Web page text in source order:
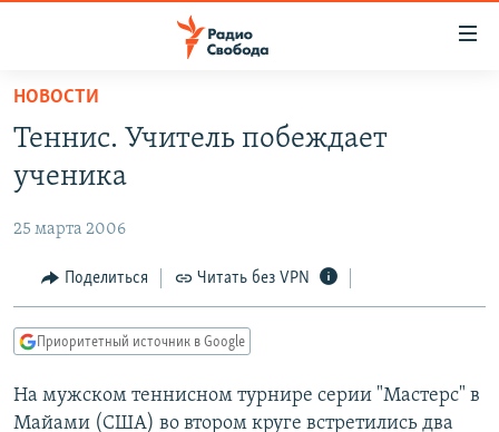
упрощенного
доступа
основному
Вернутся
главной
навигации
Вернутся
ЦИТАТЫ СВОБОДЫ
МНЕНИЯ
IDEL.РЕАЛИИ
КАВКАЗ.РЕАЛИИ
НОВОСТИ
Теннис. Учитель побеждает
ученика
25 марта 2006
Поделиться Читать без VPN
Приоритетный источник в Google
На мужском теннисном турнире серии "Мастерс" в
Майами (США) во втором круге встретились два